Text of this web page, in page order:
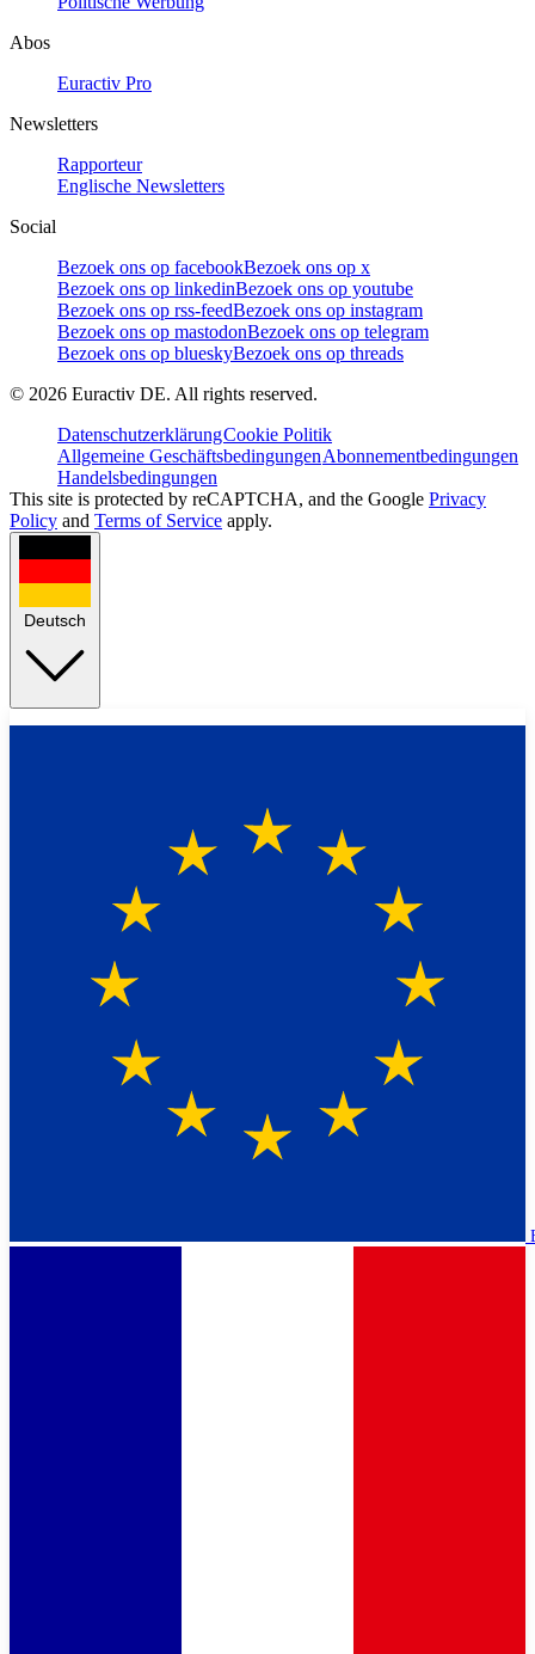
Abos
Euractiv Pro
Newsletters
Rapporteur
Englische Newsletters
Social
Bezoek ons op facebookBezoek ons op x
Bezoek ons op linkedinBezoek ons op youtube
Bezoek ons op rss-feedBezoek ons op instagram
Bezoek ons op mastodonBezoek ons op telegram
Bezoek ons op blueskyBezoek ons op threads
© 2026 Euractiv DE. All rights reserved.
DatenschutzerklärungCookie Politik
Allgemeine GeschäftsbedingungenAbonnementbedingungen
Handelsbedingungen
This site is protected by reCAPTCHA, and the Google Privacy
Policy and Terms of Service apply.
Deutsch